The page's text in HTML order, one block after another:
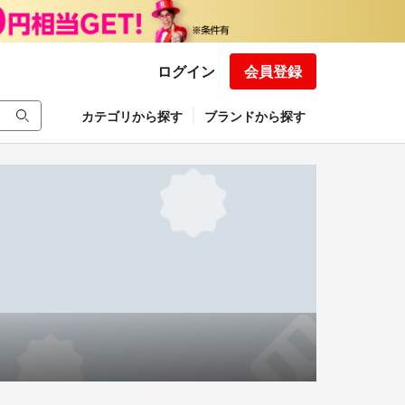
ログイン 会員登録
カテゴリから探す ブランドから探す